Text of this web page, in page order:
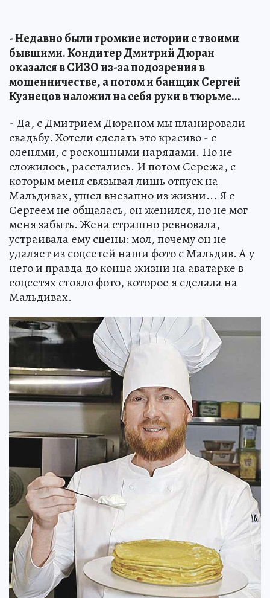
- Недавно были громкие истории с твоими
бывшими. Кондитер Дмитрий Дюран
оказался в СИЗО из-за подозрения в
мошенничестве, а потом и банщик Сергей
Кузнецов наложил на себя руки в тюрьме...
- Да, с Дмитрием Дюраном мы планировали
свадьбу. Хотели сделать это красиво - с
оленями, с роскошными нарядами. Но не
сложилось, расстались. И потом Сережа, с
которым меня связывал лишь отпуск на
Мальдивах, ушел внезапно из жизни... Я с
Сергеем не общалась, он женился, но не мог
меня забыть. Жена страшно ревновала,
устраивала ему сцены: мол, почему он не
удаляет из соцсетей наши фото с Мальдив. А у
него и правда до конца жизни на аватарке в
соцсетях стояло фото, которое я сделала на
Мальдивах.